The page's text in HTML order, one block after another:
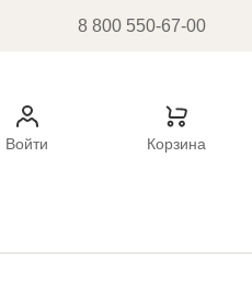
8 800 550-67-00
Войти Корзина